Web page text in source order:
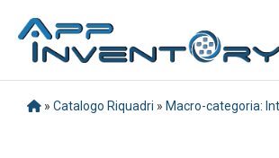
» Catalogo Riquadri » Macro-categoria: